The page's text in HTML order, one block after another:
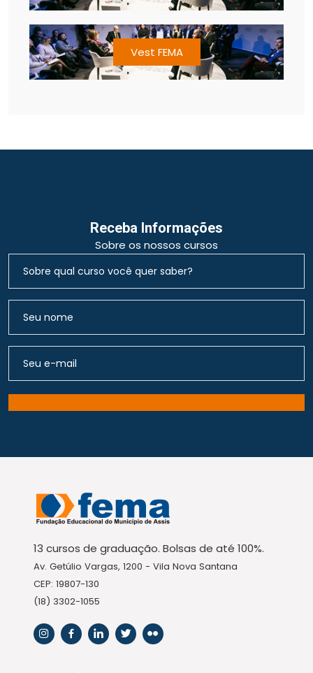
Vest FEMA
Receba Informações
Sobre os nossos cursos
13 cursos de graduação. Bolsas de até 100%.
Av. Getúlio Vargas, 1200 - Vila Nova Santana
CEP: 19807-130
(18) 3302-1055